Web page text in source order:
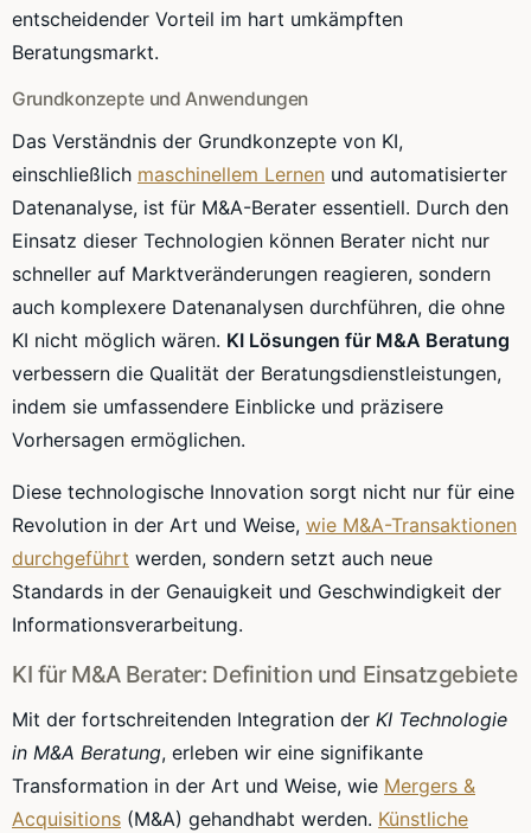
entscheidender Vorteil im hart umkämpften
Beratungsmarkt.
Grundkonzepte und Anwendungen
Das Verständnis der Grundkonzepte von KI,
einschließlich maschinellem Lernen und automatisierter
Datenanalyse, ist für M&A-Berater essentiell. Durch den
Einsatz dieser Technologien können Berater nicht nur
schneller auf Marktveränderungen reagieren, sondern
auch komplexere Datenanalysen durchführen, die ohne
KI nicht möglich wären. KI Lösungen für M&A Beratung
verbessern die Qualität der Beratungsdienstleistungen,
indem sie umfassendere Einblicke und präzisere
Vorhersagen ermöglichen.
Diese technologische Innovation sorgt nicht nur für eine
Revolution in der Art und Weise, wie M&A-Transaktionen
durchgeführt werden, sondern setzt auch neue
Standards in der Genauigkeit und Geschwindigkeit der
Informationsverarbeitung.
KI für M&A Berater: Definition und Einsatzgebiete
Mit der fortschreitenden Integration der KI Technologie
in M&A Beratung, erleben wir eine signifikante
Transformation in der Art und Weise, wie Mergers &
Acquisitions (M&A) gehandhabt werden. Künstliche